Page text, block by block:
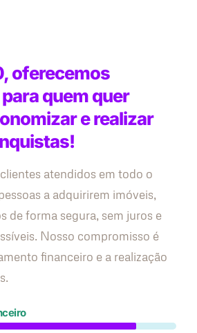
oferecemos
quem quer
e realizar
atendidos em todo o
a adquirirem imóveis,
de forma segura, sem juros e
Nosso compromisso é
financeiro e a realização